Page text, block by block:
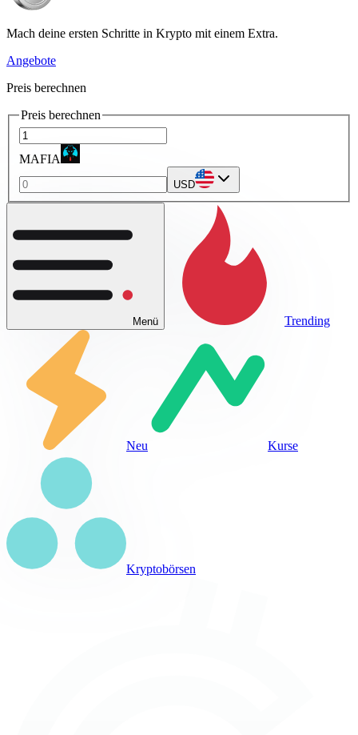
Mach deine ersten Schritte in Krypto mit einem Extra.
Angebote
Preis berechnen
Preis berechnen
MAFIA
USD
Menü Trending
Neu Kurse
Kryptobörsen